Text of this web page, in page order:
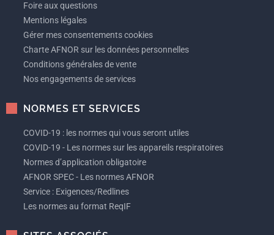
Foire aux questions
Mentions légales
Gérer mes consentements cookies
Charte AFNOR sur les données personnelles
Conditions générales de vente
Nos engagements de services
NORMES ET SERVICES
COVID-19 : les normes qui vous seront utiles
COVID-19 - Les normes sur les appareils respiratoires
Normes d’application obligatoire
AFNOR SPEC - Les normes AFNOR
Service : Exigences/Redlines
Les normes au format ReqIF